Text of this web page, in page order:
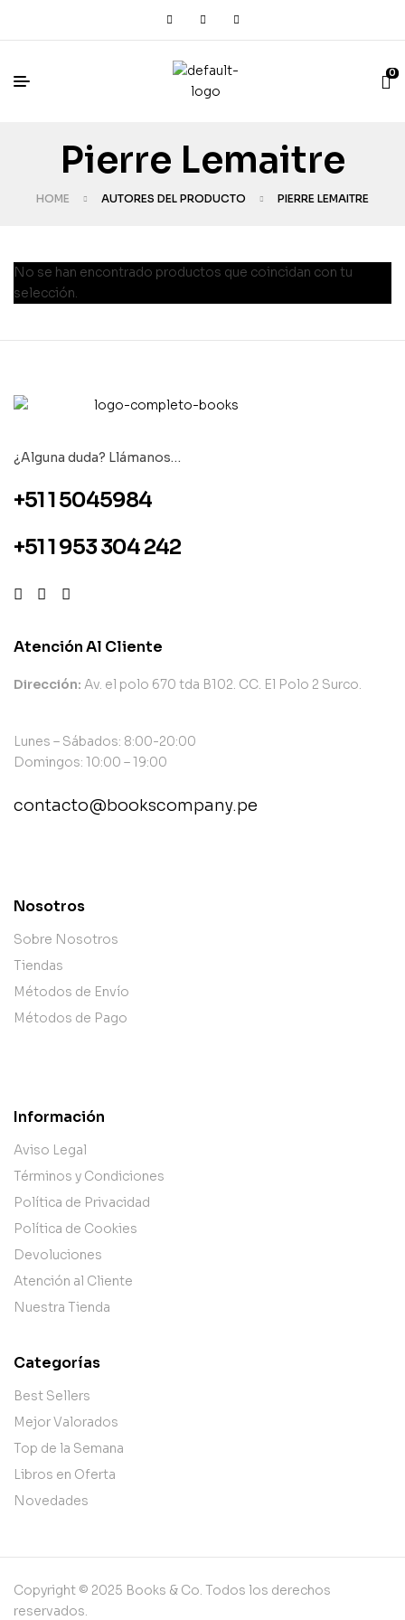
0
Pierre Lemaitre
HOME AUTORES DEL PRODUCTO PIERRE LEMAITRE
No se han encontrado productos que coincidan con tu
selección.
¿Alguna duda? Llámanos…
+51 1 5045984
+51 1 953 304 242
Atención Al Cliente
Dirección: Av. el polo 670 tda B102. CC. El Polo 2 Surco.
Lunes – Sábados: 8:00-20:00
Domingos: 10:00 – 19:00
contacto@bookscompany.pe
Nosotros
Sobre Nosotros
Tiendas
Métodos de Envío
Métodos de Pago
Información
Aviso Legal
Términos y Condiciones
Política de Privacidad
Política de Cookies
Devoluciones
Atención al Cliente
Nuestra Tienda
Categorías
Best Sellers
Mejor Valorados
Top de la Semana
Libros en Oferta
Novedades
Copyright © 2025 Books & Co. Todos los derechos
reservados.